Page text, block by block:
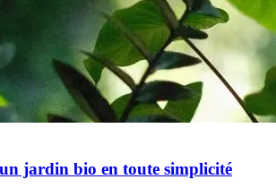
jardin bio en toute simplicité